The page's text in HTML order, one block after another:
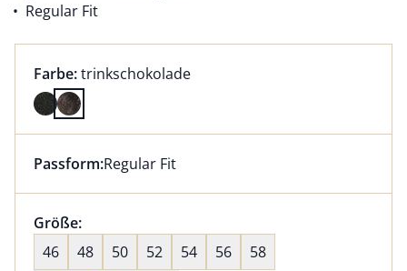
Regular Fit
Farbauswahl:
Farbe:aktuell ausgewählt:
trinkschokolade
Farbe trinkschokolade ausgewählt
Dieser Artikel hat die Passform Regular Fit. für
Passform:Regular Fit
Größenauswahl:
Größe:nichts ausgewählt
46
48 50 52 54 56
58